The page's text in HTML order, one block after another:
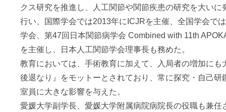
クス研究を推進し、人工関節や関節疾患の研究を大い
行い、国際学会では2013年にICJRを主催、全国学会で
学会、第47回日本関節病学会 Combined with 11th
を主催し、日本人工関節学会理事長も務めた。
教育においては、手術教育に加えて、入局者の増加に
後退なり』をモットーとされており、常に探究・自己
室員に大きな影響を与えた。
愛媛大学副学長、愛媛大学附属病院病院長の役職も兼